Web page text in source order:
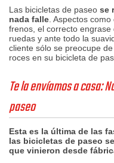
Las bicicletas de paseo se
nada falle . Aspectos
frenos, el correcto
ruedas y ante todo la
cliente sólo se preocupe
roces en su bicicleta de
Te la envíamos a casa:
paseo
Esta es la última de las
las bicicletas de paseo
que vinieron desde